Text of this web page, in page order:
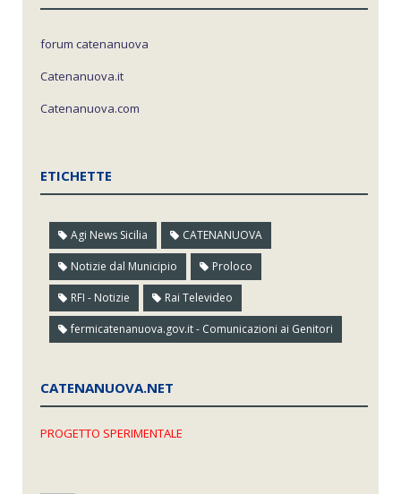
forum catenanuova
Catenanuova.it
Catenanuova.com
ETICHETTE
Agi News Sicilia CATENANUOVA
Notizie dal Municipio Proloco
RFI - Notizie Rai Televideo
fermicatenanuova.gov.it - Comunicazioni ai Genitori
CATENANUOVA.NET
PROGETTO SPERIMENTALE